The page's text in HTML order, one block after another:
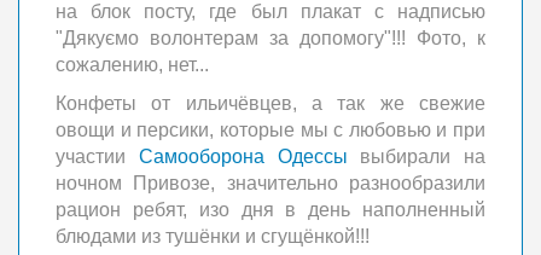
на блок посту, где был плакат с надписью
"Дякуємо волонтерам за допомогу"!!! Фото, к
сожалению, нет...
Конфеты от ильичёвцев, а так же свежие
овощи и персики, которые мы с любовью и при
участии Самооборона Одессы выбирали на
ночном Привозе, значительно разнообразили
рацион ребят, изо дня в день наполненный
блюдами из тушёнки и сгущёнкой!!!